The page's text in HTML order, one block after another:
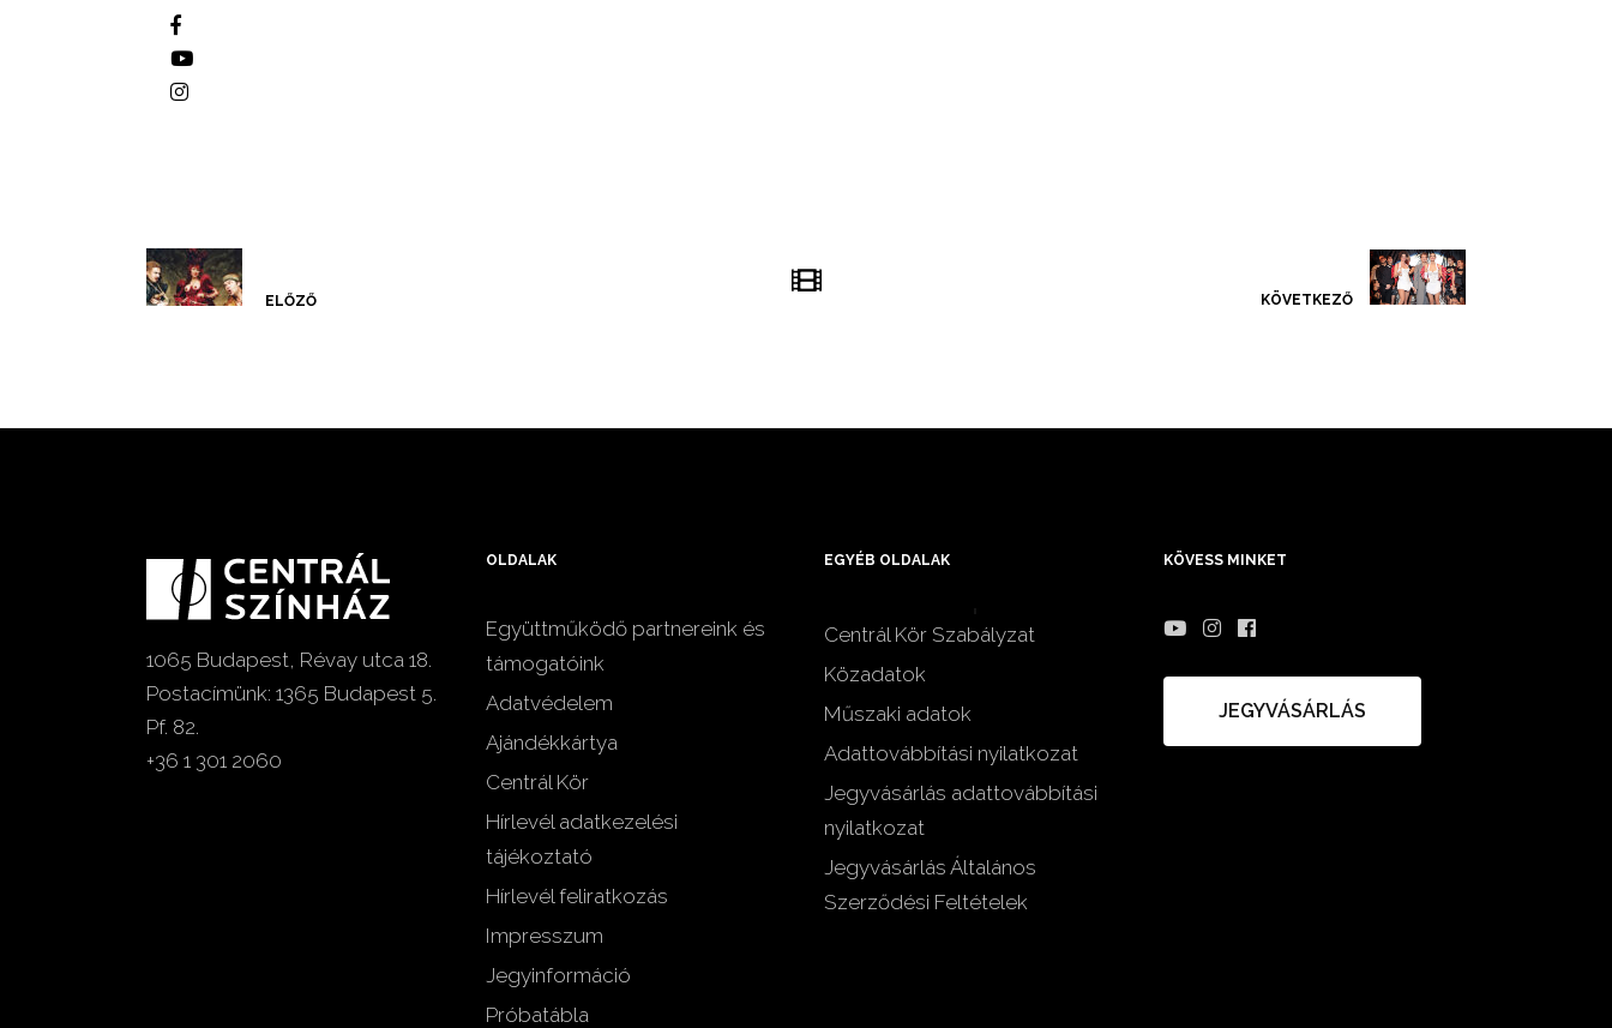
ELŐZŐ KÖVETKEZŐ
1065 Budapest, Révay utca 18.
Postacímünk: 1365 Budapest 5.
Pf. 82.
+36 1 301 2060
OLDALAK
Együttműködő partnereink és
támogatóink
Adatvédelem
Ajándékkártya
Centrál Kör
Hírlevél adatkezelési
tájékoztató
Hírlevél feliratkozás
Impresszum
Jegyinformáció
Próbatábla
EGYÉB OLDALAK
Centrál Kör Szabályzat
Közadatok
Műszaki adatok
Adattovábbítási nyilatkozat
Jegyvásárlás adattovábbítási
nyilatkozat
Jegyvásárlás Általános
Szerződési Feltételek
KÖVESS MINKET
JEGYVÁSÁRLÁS